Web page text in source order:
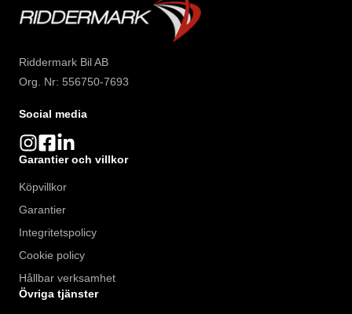
Riddermark Bil AB
Org. Nr: 556750-7693
Social media
Garantier och villkor
Köpvillkor
Garantier
Integritetspolicy
Cookie policy
Hållbar verksamhet
Övriga tjänster